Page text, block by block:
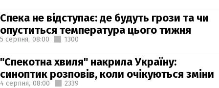
Спека не відступає: де будуть грози та чи
опуститься температура цього тижня
5 серпня, 08:00 1300
"Спекотна хвиля" накрила Україну:
синоптик розповів, коли очікуються зміни
4 серпня, 08:00 2339